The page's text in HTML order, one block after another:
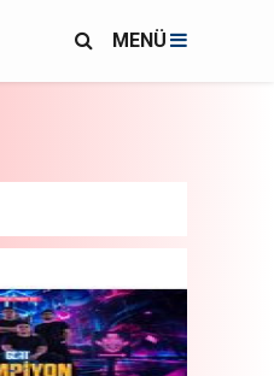
MENÜ